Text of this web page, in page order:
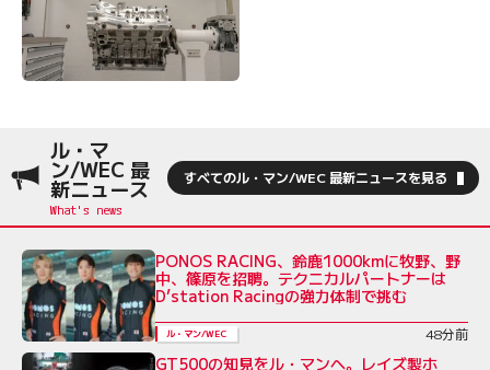
ル・マ
ン/WEC 最
新ニュース すべてのル・マン/WEC 最新ニュースを見る
PONOS RACING、鈴鹿1000kmに牧野、野
中、篠原を招聘。テクニカルパートナーは
D’station Racingの強力体制で挑む
ル・マン/WEC 48分前
GT500の知見をル・マンへ。レイズ製ホ